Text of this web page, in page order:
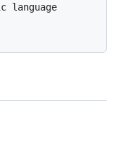
language